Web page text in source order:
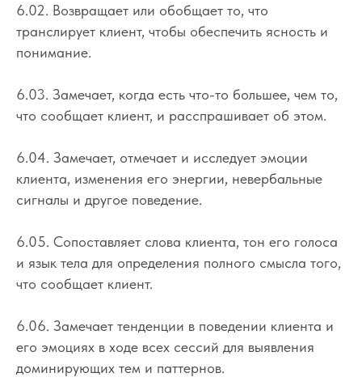
6.02. Возвращает или обобщает то, что
транслирует клиент, чтобы обеспечить ясность и
понимание.
6.03. Замечает, когда есть что-то большее, чем то,
что сообщает клиент, и расспрашивает об этом.
6.04. Замечает, отмечает и исследует эмоции
клиента, изменения его энергии, невербальные
сигналы и другое поведение.
6.05. Сопоставляет слова клиента, тон его голоса
и язык тела для определения полного смысла того,
что сообщает клиент.
6.06. Замечает тенденции в поведении клиента и
его эмоциях в ходе всех сессий для выявления
доминирующих тем и паттернов.